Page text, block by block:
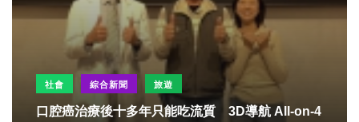
社會 綜合新聞 旅遊
口腔癌治療後十多年只能吃流質 3D導航 All-on-4